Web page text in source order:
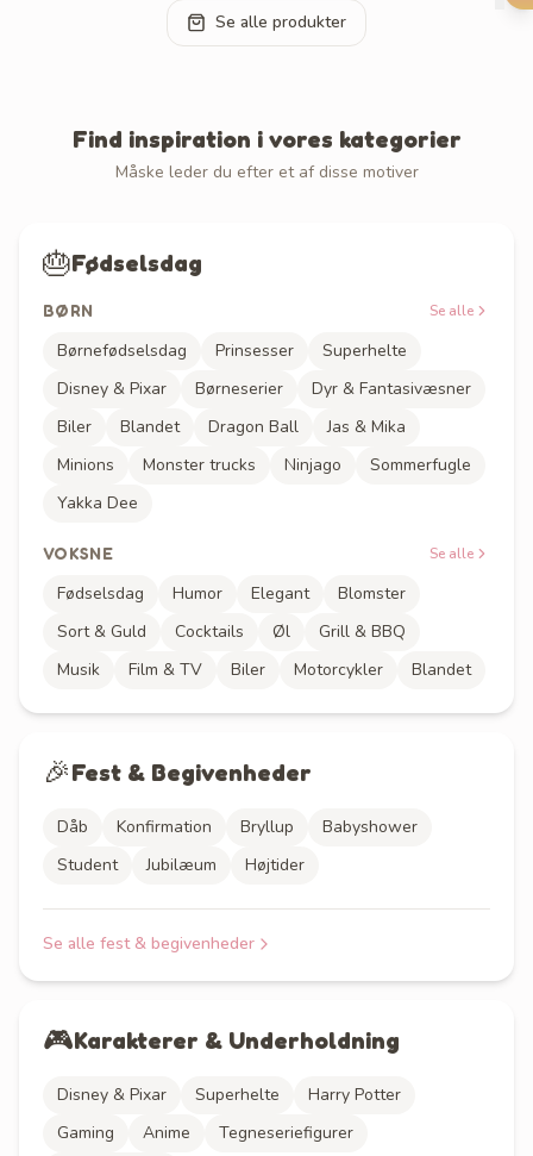
Se alle produkter
Find inspiration i vores kategorier
Måske leder du efter et af disse motiver
🎂Fødselsdag
BØRN Se alle
Børnefødselsdag Prinsesser
Superhelte
Disney & Pixar
Børneserier
Dyr & Fantasivæsner
Biler
Blandet Dragon Ball
Jas & Mika
Minions
Monster trucks Ninjago
Sommerfugle
Yakka Dee
VOKSNE Se alle
Fødselsdag Humor Elegant
Blomster
Sort & Guld
Cocktails Øl
Grill & BBQ
Musik
Film & TV Biler Motorcykler Blandet
🎉Fest & Begivenheder
Dåb Konfirmation Bryllup
Babyshower
Student
Jubilæum Højtider
Se alle fest & begivenheder
🎮Karakterer & Underholdning
Disney & Pixar Superhelte
Harry Potter
Gaming
Anime
Tegneseriefigurer